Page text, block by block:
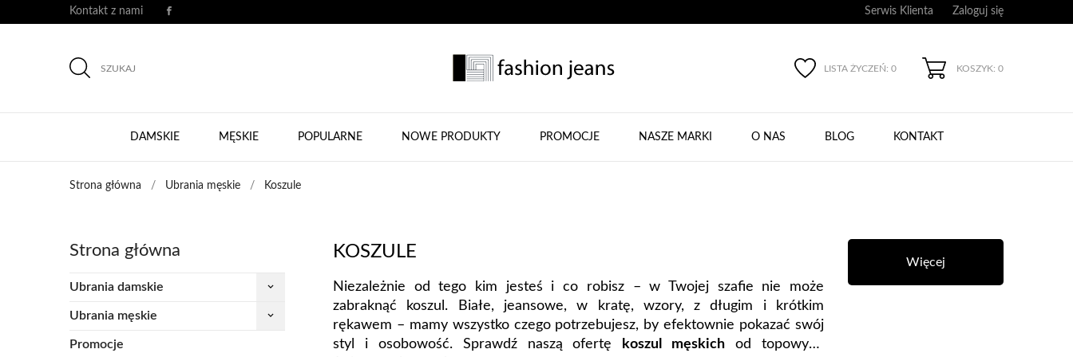
Kontakt z nami Serwis Klienta Zaloguj się
SZUKAJ LISTA ŻYCZEŃ: 0 KOSZYK: 0
DAMSKIE MĘSKIE POPULARNE NOWE PRODUKTY PROMOCJE NASZE MARKI O NAS BLOG KONTAKT
Strona główna Ubrania męskie Koszule
Strona główna
Ubrania damskie keyboard_arrow_down
Ubrania męskie keyboard_arrow_down
Promocje
KOSZULE
Niezależnie od tego kim jesteś i co robisz – w Twojej szafie nie może
zabraknąć koszul. Białe, jeansowe, w kratę, wzory, z długim i krótkim
rękawem – mamy wszystko czego potrzebujesz, by efektownie pokazać swój
styl i osobowość. Sprawdź naszą ofertę
koszul męskich od topowych
Więcej